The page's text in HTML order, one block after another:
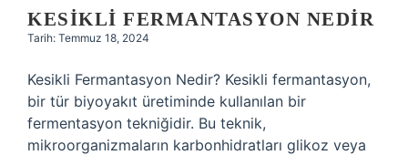
KESIKLI FERMANTASYON NEDIR
Tarih: Temmuz 18, 2024
Kesikli Fermantasyon Nedir? Kesikli fermantasyon,
bir tür biyoyakıt üretiminde kullanılan bir
fermentasyon tekniğidir. Bu teknik,
mikroorganizmaların karbonhidratları glikoz veya